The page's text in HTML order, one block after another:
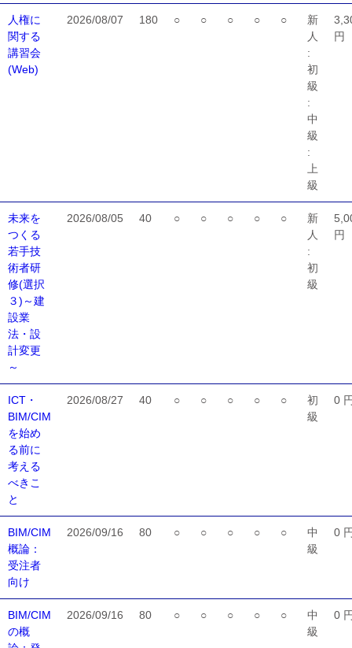
人権に
関する
講習会
(Web)
2026/08/07 180 ○ ○ ○ ○ ○
新
人
:
初
級
:
中
級
:
上
級
円
未来を
つくる
若手技
術者研
修(選択
３)～建
設業
法・設
計変更
～
2026/08/05 40 ○ ○ ○ ○ ○
新
人
:
初
級
円
ICT・
BIM/CIM
を始め
る前に
考える
べきこ
と
2026/08/27 40 ○ ○ ○ ○ ○
初
級
0
BIM/CIM
概論：
受注者
向け
2026/09/16 80 ○ ○ ○ ○ ○
中
級
0
BIM/CIM
の概
2026/09/16 80 ○ ○ ○ ○ ○
中
級
0